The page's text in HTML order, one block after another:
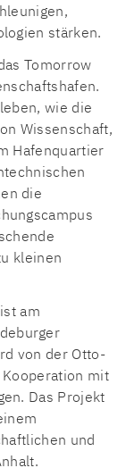
stärken.
Tomorrow
wie die
Wissenschaft,
Hafenquartier
die
kleinen
am
von der Otto-
mit
Das Projekt
und